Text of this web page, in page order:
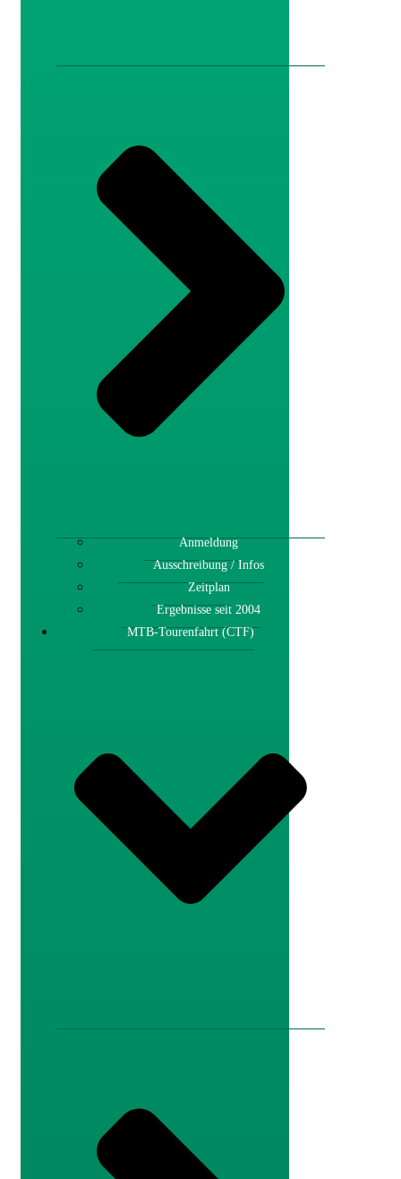
Anmeldung
Ausschreibung / Infos
Zeitplan
Ergebnisse seit 2004
MTB-Tourenfahrt (CTF)